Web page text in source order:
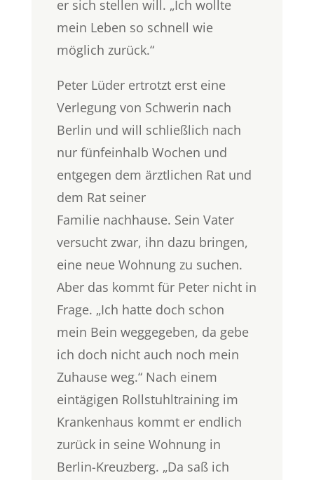
er sich stellen will. „Ich wollte
mein Leben so schnell wie
möglich zurück.“
Peter Lüder ertrotzt erst eine
Verlegung von Schwerin nach
Berlin und will schließlich nach
nur fünfeinhalb Wochen und
entgegen dem ärztlichen Rat und
dem Rat seiner
Familie nachhause. Sein Vater
versucht zwar, ihn dazu bringen,
eine neue Wohnung zu suchen.
Aber das kommt für Peter nicht in
Frage. „Ich hatte doch schon
mein Bein weggegeben, da gebe
ich doch nicht auch noch mein
Zuhause weg.“ Nach einem
eintägigen Rollstuhltraining im
Krankenhaus kommt er endlich
zurück in seine Wohnung in
Berlin-Kreuzberg. „Da saß ich